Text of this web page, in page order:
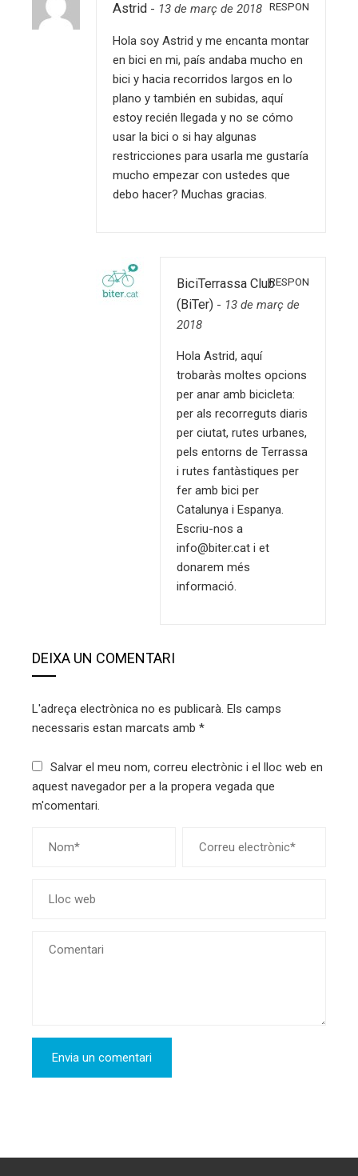
Astrid - 13 de març de 2018 RESPON
Hola soy Astrid y me encanta montar
en bici en mi, país andaba mucho en
bici y hacia recorridos largos en lo
plano y también en subidas, aquí
estoy recién llegada y no se cómo
usar la bici o si hay algunas
restricciones para usarla me gustaría
mucho empezar con ustedes que
debo hacer? Muchas gracias.
BiciTerrassa Club
(BiTer) - 13 de març de
2018
RESPON
Hola Astrid, aquí
trobaràs moltes opcions
per anar amb bicicleta:
per als recorreguts diaris
per ciutat, rutes urbanes,
pels entorns de Terrassa
i rutes fantàstiques per
fer amb bici per
Catalunya i Espanya.
Escriu-nos a
info@biter.cat i et
donarem més
informació.
DEIXA UN COMENTARI
L'adreça electrònica no es publicarà. Els camps
necessaris estan marcats amb *
Salvar el meu nom, correu electrònic i el lloc web en
aquest navegador per a la propera vegada que
m'comentari.